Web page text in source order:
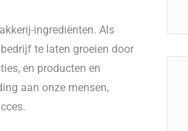
ingrediënten. Als
te laten groeien door
en producten en
aan onze mensen,